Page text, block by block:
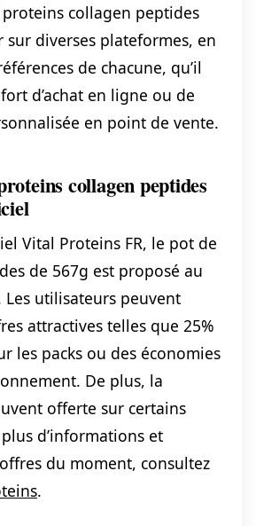
proteins collagen peptides
sur diverses plateformes, en
de chacune, qu’il
d’achat en ligne ou de
en point de vente.
collagen peptides
Vital Proteins FR, le pot de
de 567g est proposé au
Les utilisateurs peuvent
attractives telles que 25%
les packs ou des économies
De plus, la
offerte sur certains
d’informations et
du moment, consultez
.